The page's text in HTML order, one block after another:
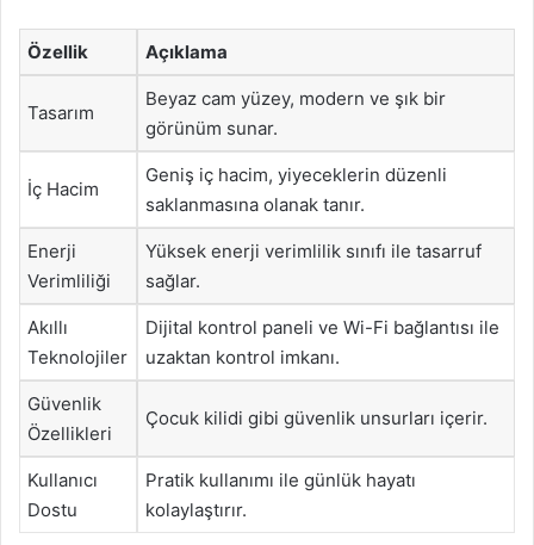
Özellik Açıklama
Tasarım
Beyaz cam yüzey, modern ve şık bir
görünüm sunar.
İç Hacim
Geniş iç hacim, yiyeceklerin düzenli
saklanmasına olanak tanır.
Enerji
Verimliliği
Yüksek enerji verimlilik sınıfı ile tasarruf
sağlar.
Akıllı
Teknolojiler
Dijital kontrol paneli ve Wi-Fi bağlantısı ile
uzaktan kontrol imkanı.
Güvenlik
Özellikleri
Çocuk kilidi gibi güvenlik unsurları içerir.
Kullanıcı
Dostu
Pratik kullanımı ile günlük hayatı
kolaylaştırır.